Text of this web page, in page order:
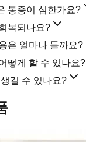
통증이 심한가요?
복되나요?
은 얼마나 들까요?
떻게 할 수 있나요?
길 수 있나요?